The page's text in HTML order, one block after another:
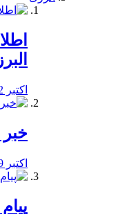
البرز
اکتبر 22, 2019
اکتبر 19, 2019